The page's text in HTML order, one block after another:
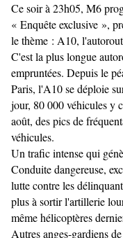
Ce soir à 23h05, M6
« Enquête exclusive »,
le thème : A10,
C'est la plus longue
empruntées. Depuis le
Paris, l'A10 se déploie
jour, 80 000 véhicules y
août, des pics de
véhicules.
Un trafic intense qui
Conduite dangereuse,
lutte contre les
plus à sortir l'artillerie
même hélicoptères
Autres anges-gardiens